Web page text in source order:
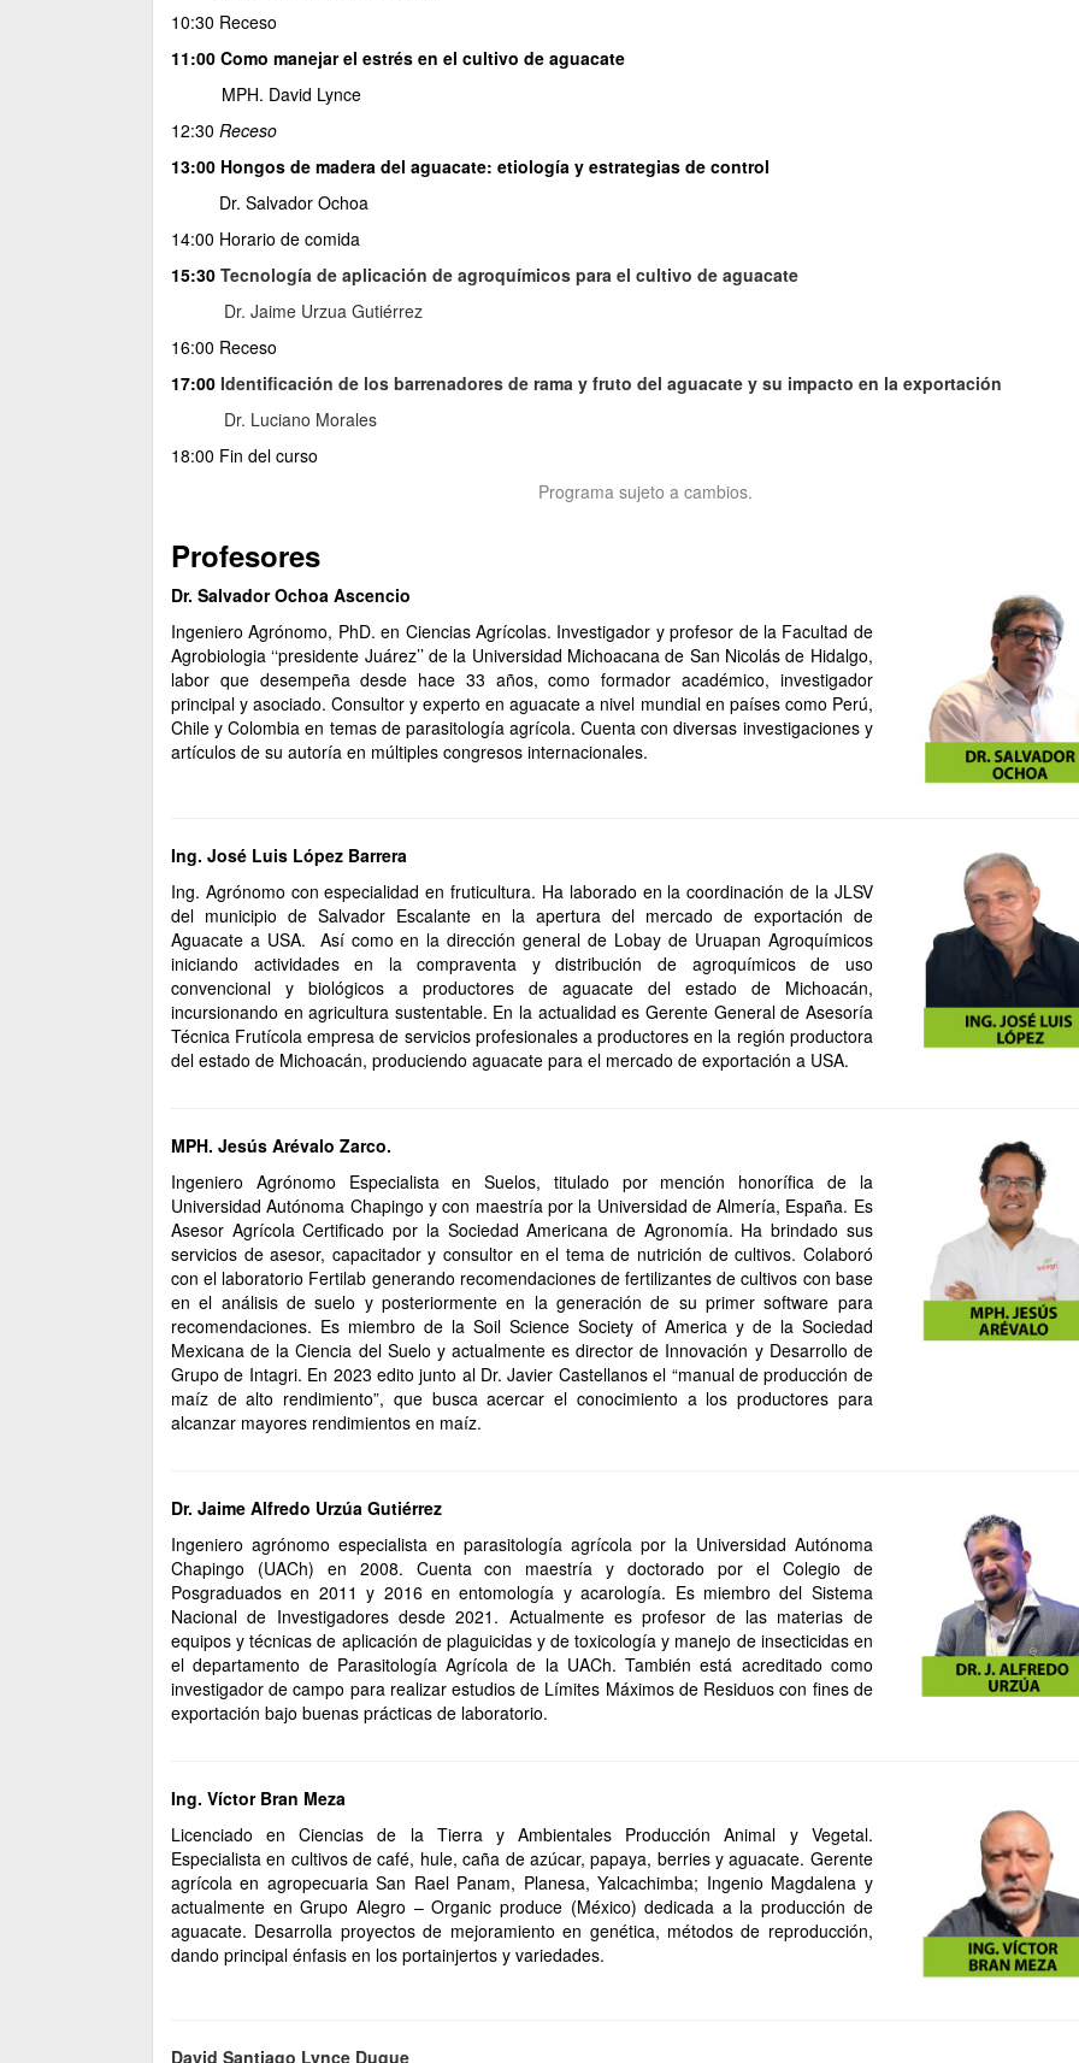
10:30 Receso
11:00 Como manejar el estrés en el cultivo de aguacate
MPH. David Lynce
12:30 Receso
13:00 Hongos de madera del aguacate: etiología y estrategias de control
Dr. Salvador Ochoa
14:00 Horario de comida
15:30 Tecnología de aplicación de agroquímicos para el cultivo de aguacate
Dr. Jaime Urzua Gutiérrez
16:00 Receso
17:00 Identificación de los barrenadores de rama y fruto del aguacate y su impacto en la exportación
Dr. Luciano Morales
18:00 Fin del curso
Programa sujeto a cambios.
Profesores
Dr. Salvador Ochoa Ascencio
Ingeniero Agrónomo, PhD. en Ciencias Agrícolas. Investigador y profesor de la Facultad de
Agrobiologia ‘‘presidente Juárez’’ de la Universidad Michoacana de San Nicolás de Hidalgo,
labor que desempeña desde hace 33 años, como formador académico, investigador
principal y asociado. Consultor y experto en aguacate a nivel mundial en países como Perú,
Chile y Colombia en temas de parasitología agrícola. Cuenta con diversas investigaciones y
artículos de su autoría en múltiples congresos internacionales.
Ing. José Luis López Barrera
Ing. Agrónomo con especialidad en fruticultura. Ha laborado en la coordinación de la JLSV
del municipio de Salvador Escalante en la apertura del mercado de exportación de
Aguacate a USA. Así como en la dirección general de Lobay de Uruapan Agroquímicos
iniciando actividades en la compraventa y distribución de agroquímicos de uso
convencional y biológicos a productores de aguacate del estado de Michoacán,
incursionando en agricultura sustentable. En la actualidad es Gerente General de Asesoría
Técnica Frutícola empresa de servicios profesionales a productores en la región productora
del estado de Michoacán, produciendo aguacate para el mercado de exportación a USA.
MPH. Jesús Arévalo Zarco.
Ingeniero Agrónomo Especialista en Suelos, titulado por mención honorífica de la
Universidad Autónoma Chapingo y con maestría por la Universidad de Almería, España. Es
Asesor Agrícola Certificado por la Sociedad Americana de Agronomía. Ha brindado sus
servicios de asesor, capacitador y consultor en el tema de nutrición de cultivos. Colaboró
con el laboratorio Fertilab generando recomendaciones de fertilizantes de cultivos con base
en el análisis de suelo y posteriormente en la generación de su primer software para
recomendaciones. Es miembro de la Soil Science Society of America y de la Sociedad
Mexicana de la Ciencia del Suelo y actualmente es director de Innovación y Desarrollo de
Grupo de Intagri. En 2023 edito junto al Dr. Javier Castellanos el “manual de producción de
maíz de alto rendimiento”, que busca acercar el conocimiento a los productores para
alcanzar mayores rendimientos en maíz.
Dr. Jaime Alfredo Urzúa Gutiérrez
Ingeniero agrónomo especialista en parasitología agrícola por la Universidad Autónoma
Chapingo (UACh) en 2008. Cuenta con maestría y doctorado por el Colegio de
Posgraduados en 2011 y 2016 en entomología y acarología. Es miembro del Sistema
Nacional de Investigadores desde 2021. Actualmente es profesor de las materias de
equipos y técnicas de aplicación de plaguicidas y de toxicología y manejo de insecticidas en
el departamento de Parasitología Agrícola de la UACh. También está acreditado como
investigador de campo para realizar estudios de Límites Máximos de Residuos con fines de
exportación bajo buenas prácticas de laboratorio.
Ing. Víctor Bran Meza
Licenciado en Ciencias de la Tierra y Ambientales Producción Animal y Vegetal.
Especialista en cultivos de café, hule, caña de azúcar, papaya, berries y aguacate. Gerente
agrícola en agropecuaria San Rael Panam, Planesa, Yalcachimba; Ingenio Magdalena y
actualmente en Grupo Alegro – Organic produce (México) dedicada a la producción de
aguacate. Desarrolla proyectos de mejoramiento en genética, métodos de reproducción,
dando principal énfasis en los portainjertos y variedades.
David Santiago Lynce Duque